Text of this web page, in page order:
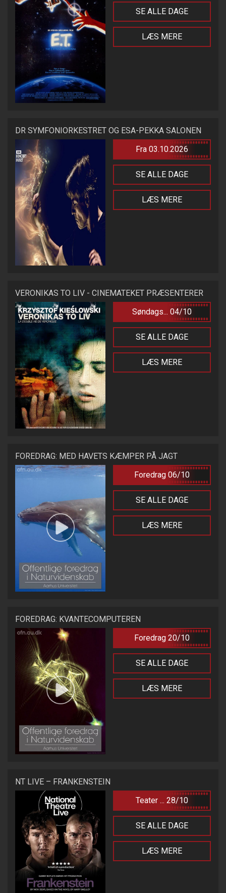
SE ALLE DAGE
LÆS MERE
DR SYMFONIORKESTRET OG ESA-PEKKA SALONEN
Fra 03.10.2026
SE ALLE DAGE
LÆS MERE
VERONIKAS TO LIV - CINEMATEKET PRÆSENTERER
Søndags... 04/10
SE ALLE DAGE
LÆS MERE
FOREDRAG: MED HAVETS KÆMPER PÅ JAGT
Foredrag 06/10
SE ALLE DAGE
LÆS MERE
FOREDRAG: KVANTECOMPUTEREN
Foredrag 20/10
SE ALLE DAGE
LÆS MERE
NT LIVE – FRANKENSTEIN
Teater ... 28/10
SE ALLE DAGE
LÆS MERE